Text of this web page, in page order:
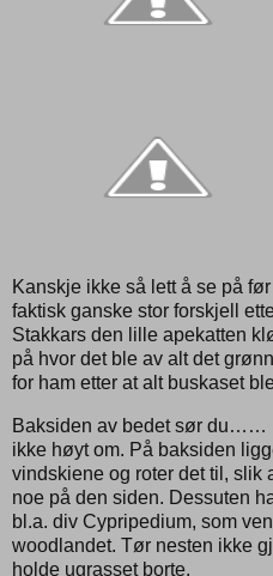
Kanskje ikke så lett å se på
faktisk ganske stor forskjell
Stakkars den lille apekatten
på hvor det ble av alt det
for ham etter at alt buskaset
Baksiden av bedet sør du……
ikke høyt om. På baksiden
vindskiene og roter det til, slik
noe på den siden. Dessuten
bl.a. div Cypripedium, som
woodlandet. Tør nesten ikke
holde ugrasset borte.